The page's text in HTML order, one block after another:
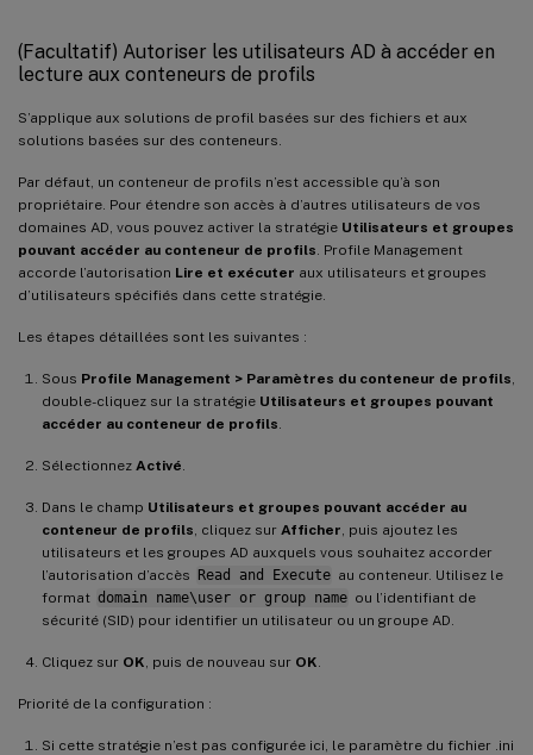
(Facultatif) Autoriser les utilisateurs AD à accéder en
lecture aux conteneurs de profils
S’applique aux solutions de profil basées sur des fichiers et aux
solutions basées sur des conteneurs.
Par défaut, un conteneur de profils n’est accessible qu’à son
propriétaire. Pour étendre son accès à d’autres utilisateurs de vos
domaines AD, vous pouvez activer la stratégie Utilisateurs et groupes
pouvant accéder au conteneur de profils . Profile Management
accorde l’autorisation Lire et exécuter aux utilisateurs et groupes
d’utilisateurs spécifiés dans cette stratégie.
Les étapes détaillées sont les suivantes :
Sous Profile Management > Paramètres du conteneur de profils
double-cliquez sur la stratégie Utilisateurs et groupes pouvant
accéder au conteneur de profils
Sélectionnez Activé
Dans le champ Utilisateurs et groupes pouvant accéder au
conteneur de profils , cliquez sur Afficher , puis ajoutez les
utilisateurs et les groupes AD auxquels vous souhaitez accorder
l’autorisation d’accès Read and Execute au conteneur. Utilisez le
format domain name\user or group name ou l’identifiant de
sécurité (SID) pour identifier un utilisateur ou un groupe AD.
Cliquez sur OK , puis de nouveau sur OK
Priorité de la configuration :
Si cette stratégie n’est pas configurée ici, le paramètre du fichier .ini